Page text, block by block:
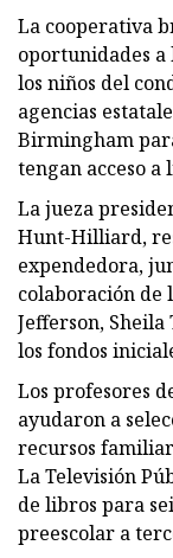
La cooperativa
oportunidades a
los niños del
agencias
Birmingham
tengan acceso a
La jueza
Hunt-Hilliard,
expendedora,
colaboración de
Jefferson,
los fondos
Los profesores
ayudaron a
recursos
La Televisión
de libros para
preescolar a